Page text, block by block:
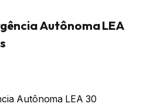
Autônoma LEA
Autônoma LEA 30